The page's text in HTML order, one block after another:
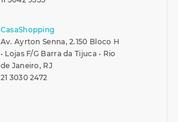
CasaShopping
Av. Ayrton Senna, 2.150 Bloco H
• Lojas F/G Barra da Tijuca • Rio
de Janeiro, RJ
21 3030 2472